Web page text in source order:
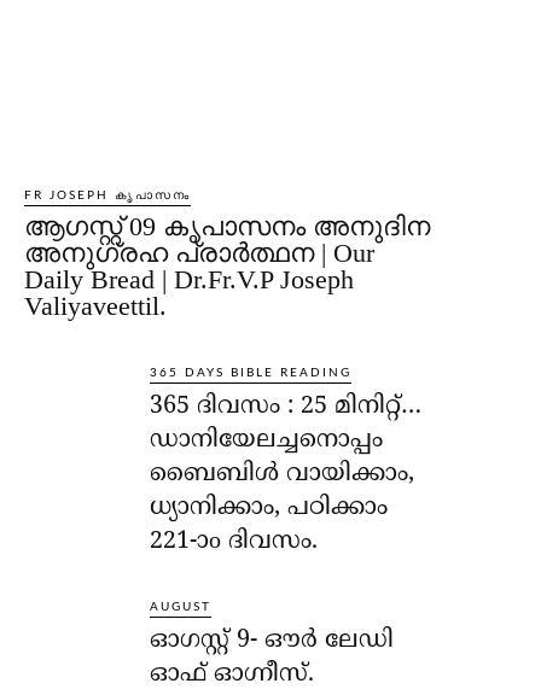
FR JOSEPH കൃപാസനം
ആഗസ്റ്റ് 09 കൃപാസനം അനുദിന
അനുഗ്രഹ പ്രാർത്ഥന | Our
Daily Bread | Dr.Fr.V.P Joseph
Valiyaveettil.
365 DAYS BIBLE READING
365 ദിവസം : 25 മിനിറ്റ്…
ഡാനിയേലച്ചനൊപ്പം
ബൈബിൾ വായിക്കാം,
ധ്യാനിക്കാം, പഠിക്കാം
221-ാo ദിവസം.
AUGUST
ഓഗസ്റ്റ് 9- ഔര്‍ ലേഡി
ഓഫ് ഓഗ്നീസ്.